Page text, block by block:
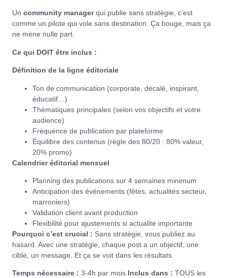
Un community managerqui publie sans stratégie, c’est
comme un pilote qui vole sans destination. Ça bouge, mais ça
ne mène nulle part.
Ce qui DOIT être inclus :
Définition de la ligne éditoriale
Ton de communication (corporate, décalé, inspirant,
éducatif…)
Thématiques principales (selon vos objectifs et votre
audience)
Fréquence de publication par plateforme
Équilibre des contenus (règle des 80/20 : 80% valeur,
20% promo)
Calendrier éditorial mensuel
Planning des publications sur 4 semaines minimum
Anticipation des événements (fêtes, actualités secteur,
marroniers)
Validation client avant production
Flexibilité pour ajustements si actualité importante
Pourquoi c’est crucial : Sans stratégie, vous publiez au
hasard. Avec une stratégie, chaque post a un objectif, une
cible, un message. Et ça se voit dans les résultats.
Temps nécessaire : 3-4h par mois Inclus dans : TOUS les